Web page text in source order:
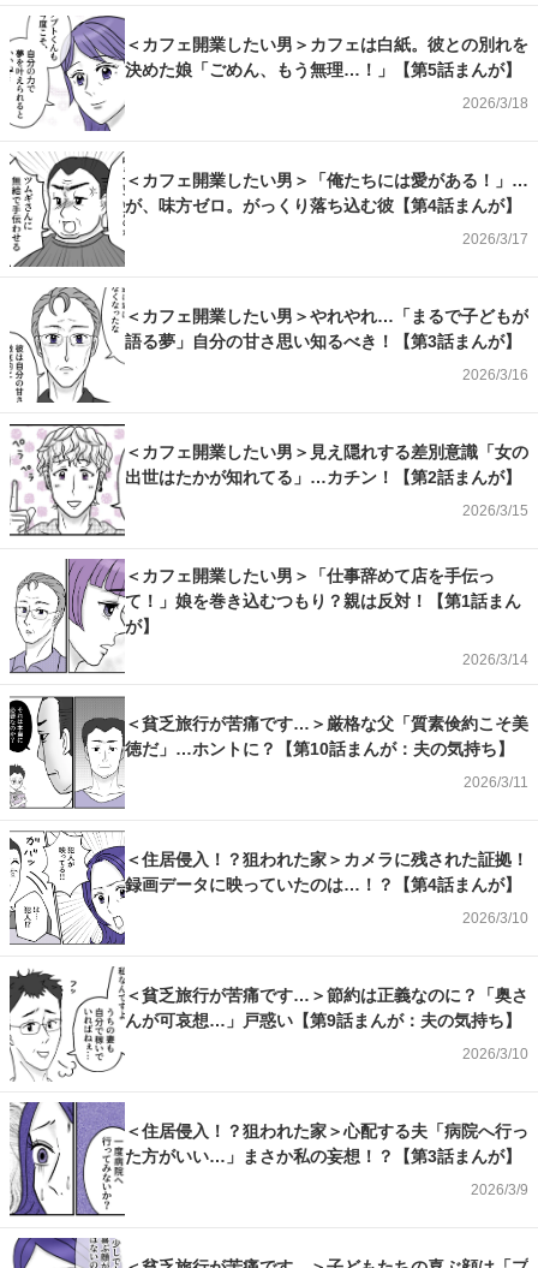
＜カフェ開業したい男＞カフェは白紙。彼との別れを
決めた娘「ごめん、もう無理…！」【第5話まんが】
2026/3/18
＜カフェ開業したい男＞「俺たちには愛がある！」…
が、味方ゼロ。がっくり落ち込む彼【第4話まんが】
2026/3/17
＜カフェ開業したい男＞やれやれ…「まるで子どもが
語る夢」自分の甘さ思い知るべき！【第3話まんが】
2026/3/16
＜カフェ開業したい男＞見え隠れする差別意識「女の
出世はたかが知れてる」…カチン！【第2話まんが】
2026/3/15
＜カフェ開業したい男＞「仕事辞めて店を手伝っ
て！」娘を巻き込むつもり？親は反対！【第1話まん
が】
2026/3/14
＜貧乏旅行が苦痛です…＞厳格な父「質素倹約こそ美
徳だ」…ホントに？【第10話まんが：夫の気持ち】
2026/3/11
＜住居侵入！？狙われた家＞カメラに残された証拠！
録画データに映っていたのは…！？【第4話まんが】
2026/3/10
＜貧乏旅行が苦痛です…＞節約は正義なのに？「奥さ
んが可哀想…」戸惑い【第9話まんが：夫の気持ち】
2026/3/10
＜住居侵入！？狙われた家＞心配する夫「病院へ行っ
た方がいい…」まさか私の妄想！？【第3話まんが】
2026/3/9